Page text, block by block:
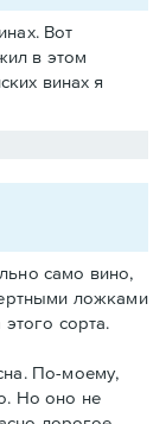
Вот
в этом
винах я
само вино,
ложками
сорта.
По-моему,
Но оно не